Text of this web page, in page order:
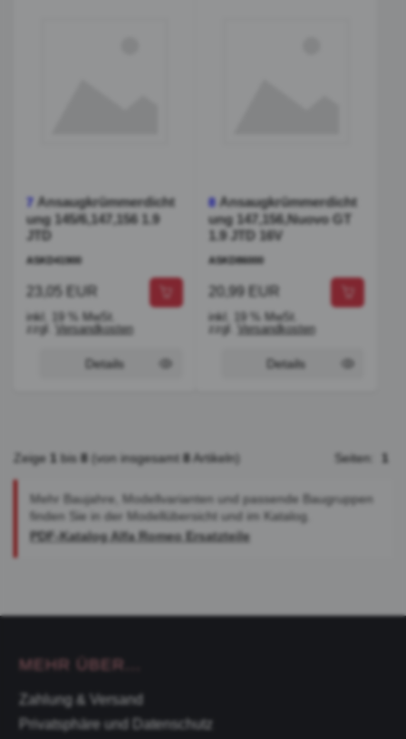
7 Ansaugkrümmerdicht
ung 145/6,147,156 1.9
JTD
ASKD41900
23,05 EUR
inkl. 19 % MwSt.
zzgl.
Versandkosten
Details
8Ansaugkrümmerdicht
ung 147,156,Nuovo GT
1.9 JTD 16V
ASKD86000
20,99 EUR
inkl. 19 % MwSt.
zzgl.
Versandkosten
Details
Zeige 1 bis 8 (von insgesamt 8 Artikeln) Seiten: 1
Mehr Baujahre, Modellvarianten und passende Baugruppen
finden Sie in der Modellübersicht und im Katalog.
PDF-Katalog Alfa Romeo Ersatzteile
MEHR ÜBER...
Zahlung & Versand
Privatsphäre und Datenschutz